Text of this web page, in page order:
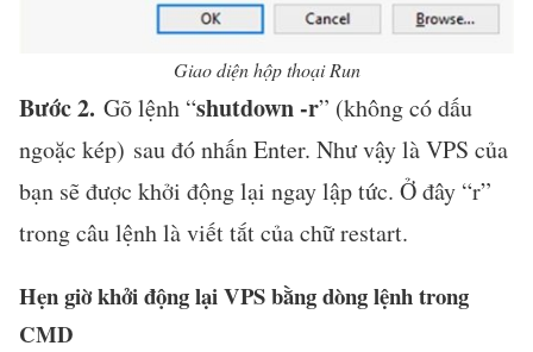
Giao diện hộp thoại Run
Bước 2. Gõ lệnh “shutdown -r” (không có dấu
ngoặc kép) sau đó nhấn Enter. Như vậy là VPS của
bạn sẽ được khởi động lại ngay lập tức. Ở đây “r”
trong câu lệnh là viết tắt của chữ restart.
Hẹn giờ khởi động lại VPS bằng dòng lệnh trong
CMD